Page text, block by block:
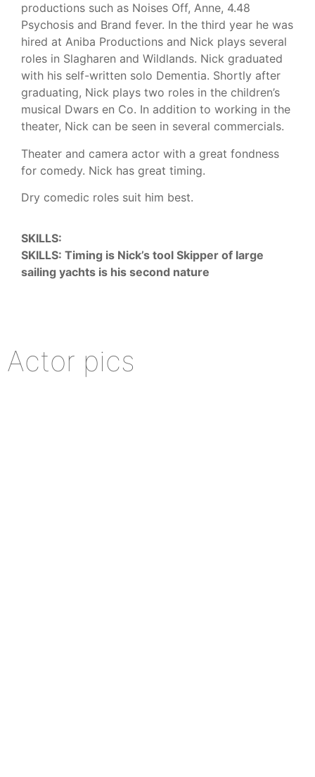
productions such as Noises Off, Anne, 4.48
Psychosis and Brand fever. In the third year he was
hired at Aniba Productions and Nick plays several
roles in Slagharen and Wildlands. Nick graduated
with his self-written solo Dementia. Shortly after
graduating, Nick plays two roles in the children’s
musical Dwars en Co. In addition to working in the
theater, Nick can be seen in several commercials.
Theater and camera actor with a great fondness
for comedy. Nick has great timing.
Dry comedic roles suit him best.
SKILLS:
SKILLS: Timing is Nick’s tool Skipper of large
sailing yachts is his second nature
Actor pics